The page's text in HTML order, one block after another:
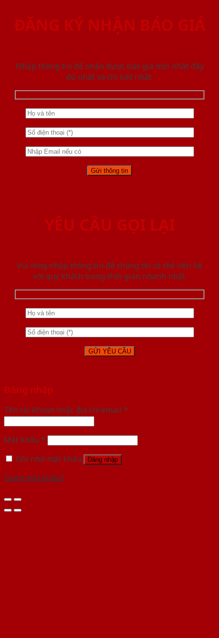
ĐĂNG KÝ NHẬN BÁO GIÁ
Nhập thông tin để nhận được báo giá mới nhât đầy
đủ nhất và chi tiết nhất.
YÊU CẦU GỌI LẠI
Vui lòng nhập thông tin để chúng tôi có thể liên hệ
với quý khách trong thời gian nhanh nhất.
Đăng nhập
Tên tài khoản hoặc địa chỉ email *
Mật khẩu *
Ghi nhớ mật khẩu
Đăng nhập
Quên mật khẩu?